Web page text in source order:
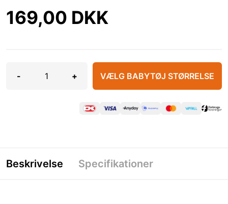
169,00 DKK
- + VÆLG BABYTØJ STØRRELSE
Beskrivelse Specifikationer